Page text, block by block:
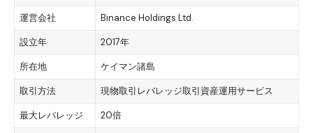
運営会社 Binance Holdings Ltd.
設立年 2017年
所在地 ケイマン諸島
取引方法 現物取引レバレッジ取引資産運用サービス
最大レバレッジ 20倍